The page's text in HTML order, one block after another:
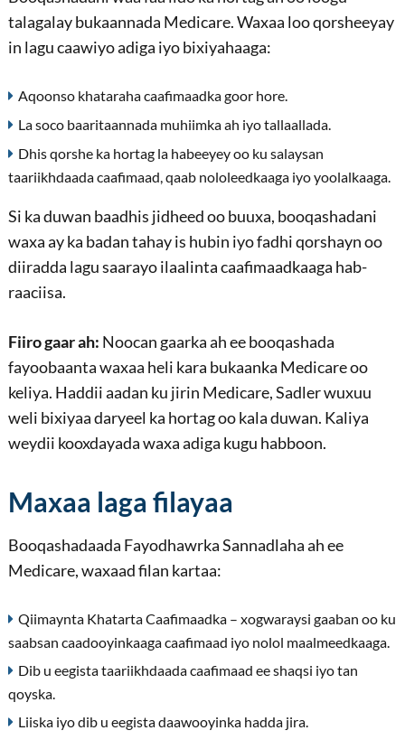
talagalay bukaannada Medicare. Waxaa loo qorsheeyay
in lagu caawiyo adiga iyo bixiyahaaga:
Aqoonso khataraha caafimaadka goor hore.
La soco baaritaannada muhiimka ah iyo tallaallada.
Dhis qorshe ka hortag la habeeyey oo ku salaysan
taariikhdaada caafimaad, qaab nololeedkaaga iyo yoolalkaaga.
Si ka duwan baadhis jidheed oo buuxa, booqashadani
waxa ay ka badan tahay is hubin iyo fadhi qorshayn oo
diiradda lagu saarayo ilaalinta caafimaadkaaga hab-
raaciisa.
Fiiro gaar ah: Noocan gaarka ah ee booqashada
fayoobaanta waxaa heli kara bukaanka Medicare oo
keliya. Haddii aadan ku jirin Medicare, Sadler wuxuu
weli bixiyaa daryeel ka hortag oo kala duwan. Kaliya
weydii kooxdayada waxa adiga kugu habboon.
Maxaa laga filayaa
Booqashadaada Fayodhawrka Sannadlaha ah ee
Medicare, waxaad filan kartaa:
Qiimaynta Khatarta Caafimaadka – xogwaraysi gaaban oo ku
saabsan caadooyinkaaga caafimaad iyo nolol maalmeedkaaga.
Dib u eegista taariikhdaada caafimaad ee shaqsi iyo tan
qoyska.
Liiska iyo dib u eegista daawooyinka hadda jira.